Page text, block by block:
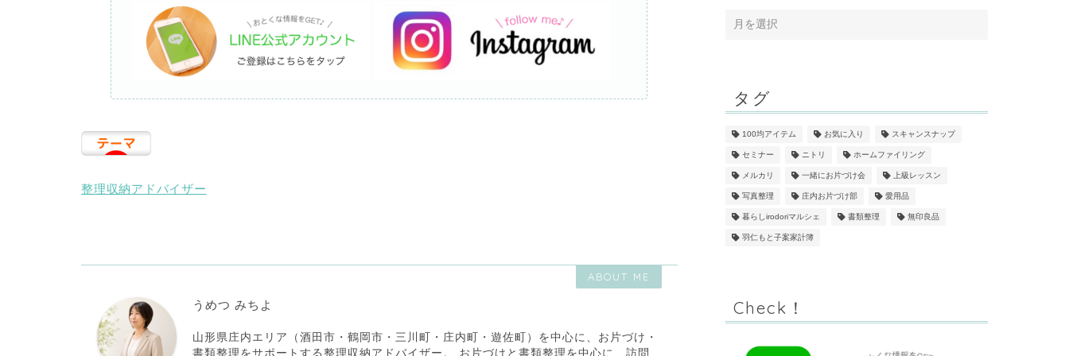
整理収納アドバイザー
ABOUT ME
うめつ みちよ
山形県庄内エリア（酒田市・鶴岡市・三川町・庄内町・遊佐町）を中心に、お片づけ・
書類整理をサポートする整理収納アドバイザー。 お片づけと書類整理を中心に、訪問
タグ
100均アイテム お気に入り スキャンスナップ
セミナー ニトリ ホームファイリング
メルカリ 一緒にお片づけ会 上級レッスン
写真整理 庄内お片づけ部 愛用品
暮らしirodoriマルシェ 書類整理 無印良品
羽仁もと子案家計簿
Check！